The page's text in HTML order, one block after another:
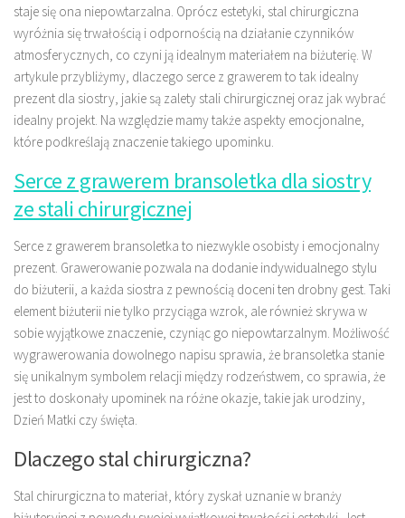
staje się ona niepowtarzalna. Oprócz estetyki, stal chirurgiczna
wyróżnia się trwałością i odpornością na działanie czynników
atmosferycznych, co czyni ją idealnym materiałem na biżuterię. W
artykule przybliżymy, dlaczego serce z grawerem to tak idealny
prezent dla siostry, jakie są zalety stali chirurgicznej oraz jak wybrać
idealny projekt. Na względzie mamy także aspekty emocjonalne,
które podkreślają znaczenie takiego upominku.
Serce z grawerem bransoletka dla siostry
ze stali chirurgicznej
Serce z grawerem bransoletka to niezwykle osobisty i emocjonalny
prezent. Grawerowanie pozwala na dodanie indywidualnego stylu
do biżuterii, a każda siostra z pewnością doceni ten drobny gest. Taki
element biżuterii nie tylko przyciąga wzrok, ale również skrywa w
sobie wyjątkowe znaczenie, czyniąc go niepowtarzalnym. Możliwość
wygrawerowania dowolnego napisu sprawia, że bransoletka stanie
się unikalnym symbolem relacji między rodzeństwem, co sprawia, że
jest to doskonały upominek na różne okazje, takie jak urodziny,
Dzień Matki czy święta.
Dlaczego stal chirurgiczna?
Stal chirurgiczna to materiał, który zyskał uznanie w branży